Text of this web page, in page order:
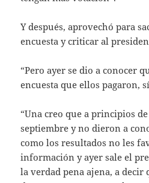
Y después, aprovechó para
encuesta y criticar al
“Pero ayer se dio a conocer
encuesta que ellos pagaron,
“Una creo que a principios
septiembre y no dieron a
como los resultados no les
información y ayer sale el
la verdad pena ajena, a decir